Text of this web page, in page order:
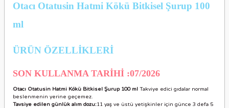
Otacı Otatusin Hatmi Kökü Bitkisel Şurup 100
ml
ÜRÜN ÖZELLİKLERİ
SON KULLANMA TARİHİ :07/2026
Otacı Otatusin Hatmi Kökü Bitkisel Şurup 100 ml Takviye edici gıdalar normal
beslenmenin yerine geçemez.
Tavsiye edilen günlük alım dozu:11 yaş ve üstü yetişkinler için günce 3 defa 5